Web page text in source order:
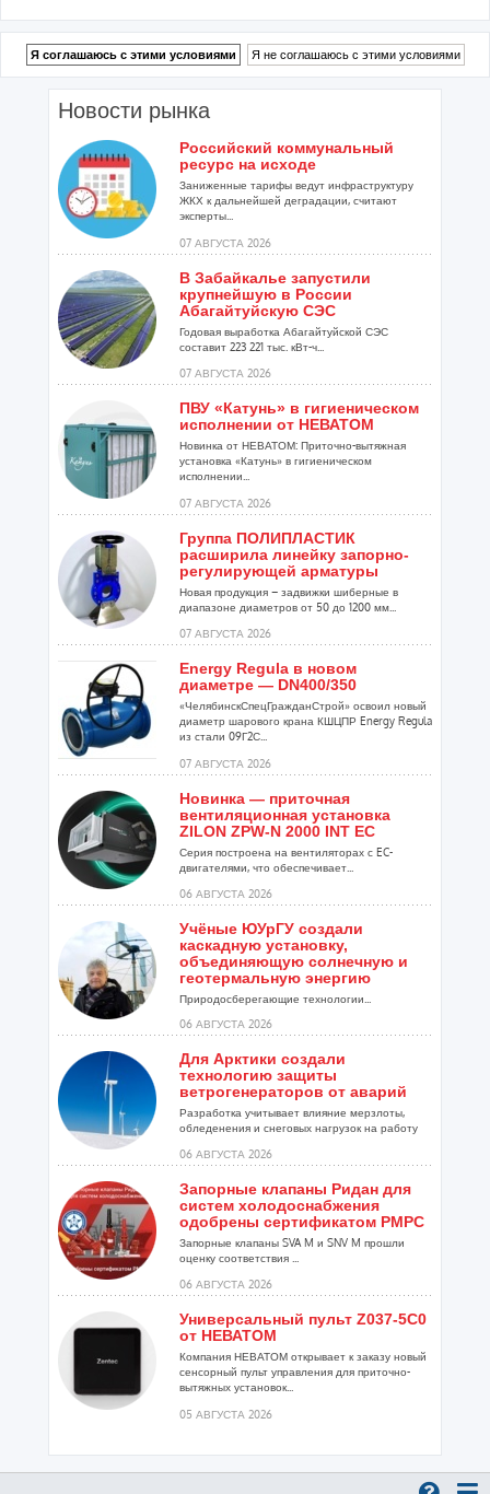
Новости рынка
Российский коммунальный
ресурс на исходе
Заниженные тарифы ведут инфраструктуру
ЖКХ к дальнейшей деградации, считают
эксперты...
07 АВГУСТА 2026
В Забайкалье запустили
крупнейшую в России
Абагайтуйскую СЭС
Годовая выработка Абагайтуйской СЭС
составит 223 221 тыс. кВт-ч...
07 АВГУСТА 2026
ПВУ «Катунь» в гигиеническом
исполнении от НЕВАТОМ
Новинка от НЕВАТОМ: Приточно-вытяжная
установка «Катунь» в гигиеническом
исполнении...
07 АВГУСТА 2026
Группа ПОЛИПЛАСТИК
расширила линейку запорно-
регулирующей арматуры
Новая продукция – задвижки шиберные в
диапазоне диаметров от 50 до 1200 мм...
07 АВГУСТА 2026
Energy Regula в новом
диаметре — DN400/350
«ЧелябинскСпецГражданСтрой» освоил новый
диаметр шарового крана КШЦПР Energy Regula
из стали 09Г2С...
07 АВГУСТА 2026
Новинка — приточная
вентиляционная установка
ZILON ZPW-N 2000 INT EC
Серия построена на вентиляторах с EC-
двигателями, что обеспечивает...
06 АВГУСТА 2026
Учёные ЮУрГУ создали
каскадную установку,
объединяющую солнечную и
геотермальную энергию
Природосберегающие технологии...
06 АВГУСТА 2026
Для Арктики создали
технологию защиты
ветрогенераторов от аварий
Разработка учитывает влияние мерзлоты,
обледенения и снеговых нагрузок на работу
06 АВГУСТА 2026
Запорные клапаны Ридан для
систем холодоснабжения
одобрены сертификатом РМРС
Запорные клапаны SVA M и SNV M прошли
оценку соответствия ...
06 АВГУСТА 2026
Универсальный пульт Z037-5C0
от НЕВАТОМ
Компания НЕВАТОМ открывает к заказу новый
сенсорный пульт управления для приточно-
вытяжных установок...
05 АВГУСТА 2026